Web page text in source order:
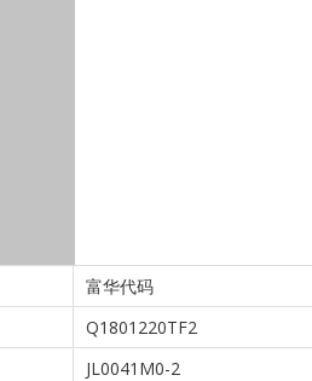
富华代码
Q1801220TF2
JL0041M0-2